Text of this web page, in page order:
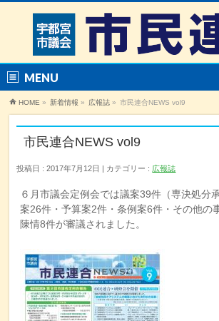
MENU
HOME » 新着情報 » 広報誌 » 市民連合NEWS vol9
市民連合NEWS vol9
投稿日 : 2017年7月12日 カテゴリー : 広報誌
６月市議会定例会では議案39件（専決処分
案26件・予算案2件・条例案6件・その他の
陳情8件が審議されました。